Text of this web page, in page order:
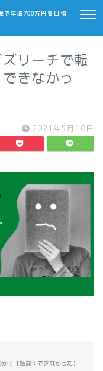
で年収700万円を目指
リーチで転
きなかっ
2021年5月10日
？【結論：できなかった】